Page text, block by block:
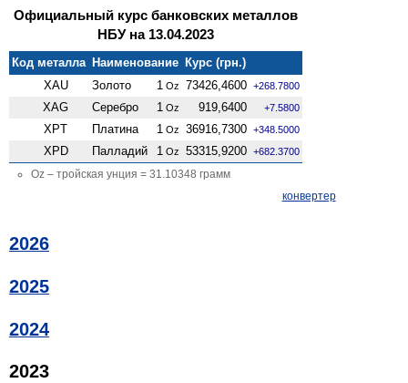
Официальный курс банковских металлов
НБУ на 13.04.2023
Код металла Наименование Курс (грн.)
XAU
Золото 1 Oz 73426,4600 +268.7800
XAG Серебро 1 Oz 919,6400 +7.5800
XPT Платина 1 Oz 36916,7300 +348.5000
XPD Палладий 1 Oz 53315,9200 +682.3700
Oz – тройская унция = 31.10348 грамм
конвертер
2026
2025
2024
2023